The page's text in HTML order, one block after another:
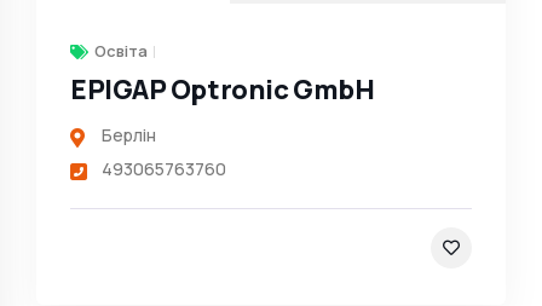
Освіта
EPIGAP Optronic GmbH
Берлін
493065763760